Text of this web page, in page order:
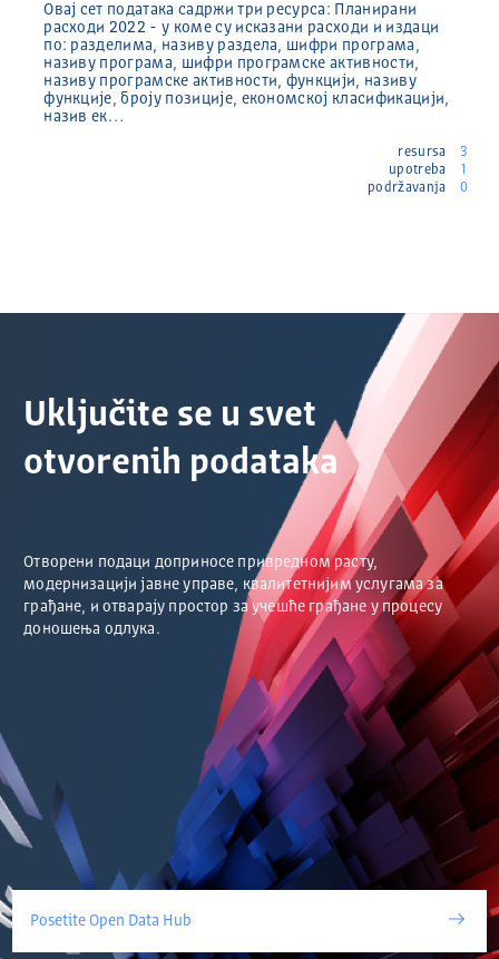
Овај сет података садржи три ресурса: Планирани
расходи 2022 - у коме су исказани расходи и издаци
по: разделима, називу раздела, шифри програма,
називу програма, шифри програмске активности,
називу програмске активности, функцији, називу
функције, броју позиције, економској класификацији,
назив ек…
resursa
3
upotreba
1
podržavanja
0
Uključite se u svet
otvorenih podataka
Отворени подаци доприносе привредном расту,
модернизацији јавне управе, квалитетнијим услугама за
грађане, и отварају простор за учешће грађане у процесу
доношења одлука.
Posetite Open Data Hub